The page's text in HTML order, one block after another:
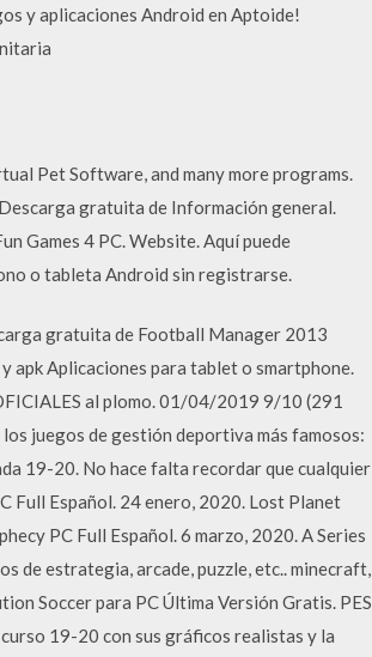
y aplicaciones Android en Aptoide!
Pet Software, and many more programs.
gratuita de Información general.
Games 4 PC. Website. Aquí puede
o tableta Android sin registrarse.
gratuita de Football Manager 2013
apk Aplicaciones para tablet o smartphone.
al plomo. 01/04/2019 9/10 (291
juegos de gestión deportiva más famosos:
19-20. No hace falta recordar que cualquier
Full Español. 24 enero, 2020. Lost Planet
PC Full Español. 6 marzo, 2020. A Series
de estrategia, arcade, puzzle, etc.. minecraft,
Soccer para PC Última Versión Gratis. PES
19-20 con sus gráficos realistas y la